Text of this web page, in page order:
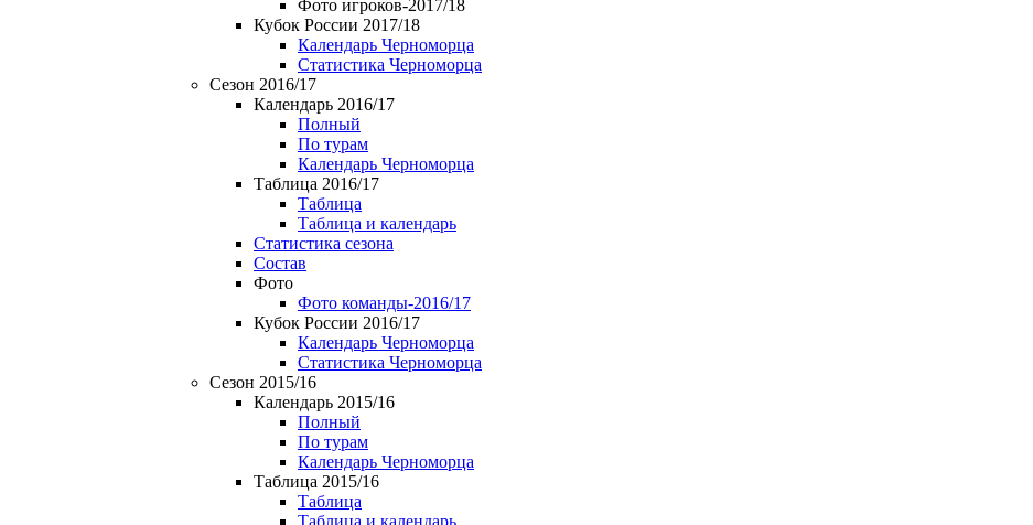
Фото игроков-2017/18
Кубок России 2017/18
Календарь Черноморца
Статистика Черноморца
Сезон 2016/17
Календарь 2016/17
Полный
По турам
Календарь Черноморца
Таблица 2016/17
Таблица
Таблица и календарь
Статистика сезона
Состав
Фото
Фото команды-2016/17
Кубок России 2016/17
Календарь Черноморца
Статистика Черноморца
Сезон 2015/16
Календарь 2015/16
Полный
По турам
Календарь Черноморца
Таблица 2015/16
Таблица
Таблица и календарь